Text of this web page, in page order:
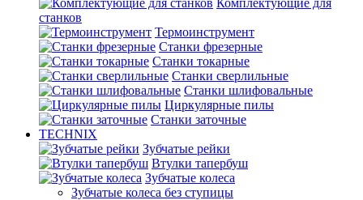
Комплектующие для
станков
Термоинструмент
Станки фрезерные
Станки токарные
Станки сверлильные
Станки шлифовальные
Циркулярные пилы
Станки заточные
TECHNIX
Зубчатые рейки
Втулки тапербуш
Зубчатые колеса
Зубчатые колеса без ступицы